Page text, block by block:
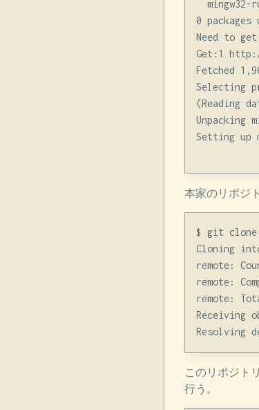
mingw32-
0
Need to
Get:1
Fetched
Selecting
(Reading
Unpacking
Setting up
本家のリポジ
$ git clone
Cloning
remote:
remote:
remote:
Receiving
このリポジト
行う。